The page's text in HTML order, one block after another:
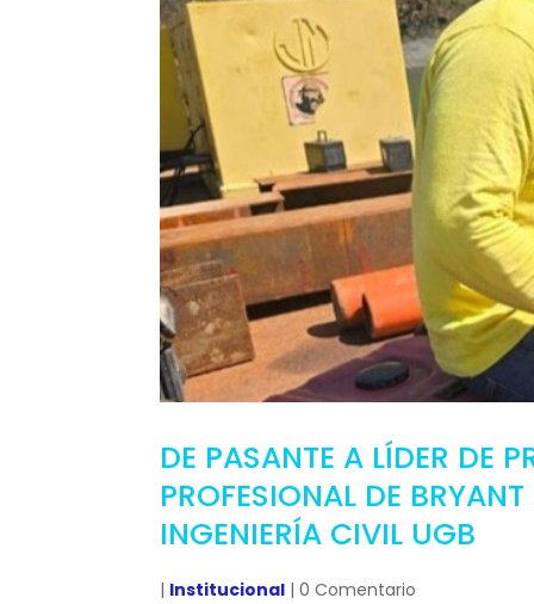
DE PASANTE A LÍDER DE
PROFESIONAL DE
INGENIERÍA CIVIL UGB
| Institucional | 0 Comentario